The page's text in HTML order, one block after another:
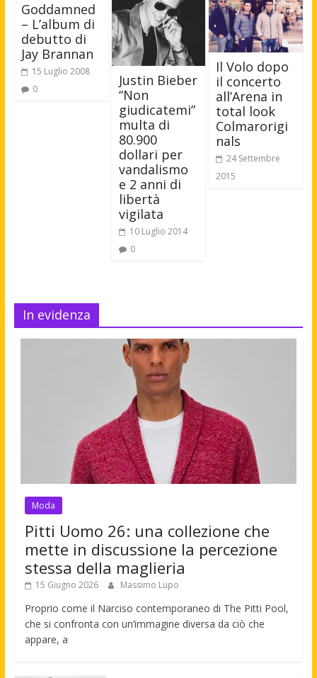
Goddamned
– L’album di
debutto di
Jay Brannan
15 Luglio 2008
0
Justin Bieber
“Non
giudicatemi”
multa di
80.900
dollari per
vandalismo
e 2 anni di
libertà
vigilata
10 Luglio 2014
0
Il Volo dopo
il concerto
all’Arena in
total look
Colmarorigi
nals
24 Settembre
2015
In evidenza
Moda
Pitti Uomo 26: una collezione che
mette in discussione la percezione
stessa della maglieria
15 Giugno 2026 Massimo Lupo
Proprio come il Narciso contemporaneo di The Pitti Pool,
che si confronta con un’immagine diversa da ciò che
appare, a